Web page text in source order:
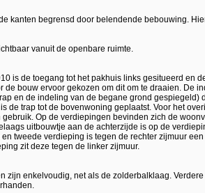
kanten begrensd door belendende bebouwing.
vanuit de openbare ruimte.
is de toegang tot het pakhuis links gesitueerd en
de bouw ervoor gekozen om dit om te draaien. De
en de indeling van de begane grond gespiegeld)
de trap tot de bovenwoning geplaatst. Voor het
Op de verdiepingen bevinden zich de
uitbouwtje aan de achterzijde is op de
tweede verdieping is tegen de rechter zijmuur
zit deze tegen de linker zijmuur.
zijn enkelvoudig, net als de zolderbalklaag.